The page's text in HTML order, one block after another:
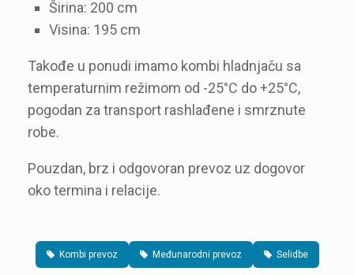
Širina: 200 cm
Visina: 195 cm
Takođe u ponudi imamo kombi hladnjaču sa
temperaturnim režimom od -25°C do +25°C,
pogodan za transport rashlađene i smrznute
robe.
Pouzdan, brz i odgovoran prevoz uz dogovor
oko termina i relacije.
Kombi prevoz Međunarodni prevoz Selidbe